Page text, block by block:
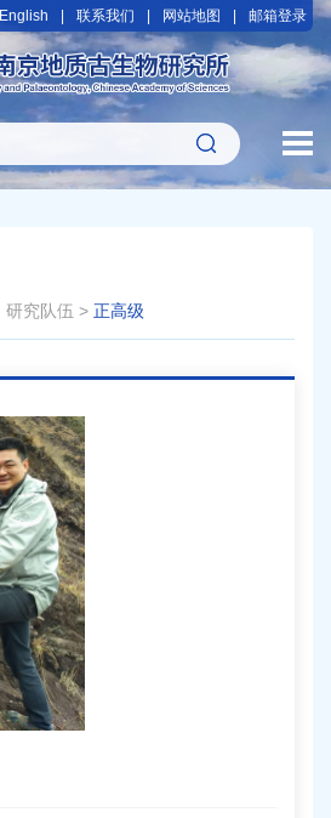
English 联系我们 网站地图 邮箱登录
研究队伍 > 正高级